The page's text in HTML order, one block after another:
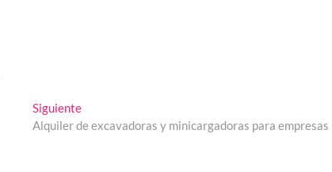
SiguienteEntrada
siguiente:
Alquiler de excavadoras y minicargadoras para empresas